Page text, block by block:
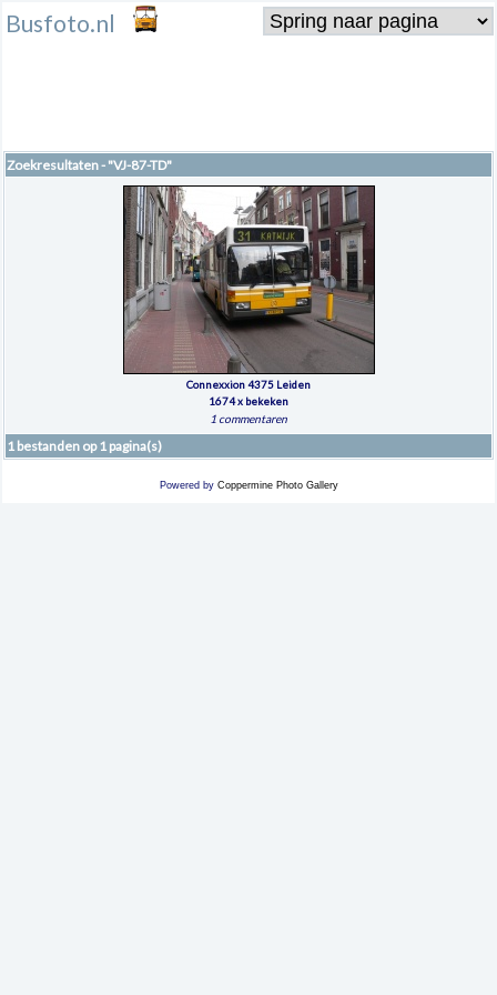
Busfoto.nl
Zoekresultaten - "VJ-87-TD"
Connexxion 4375 Leiden
1674 x bekeken
1 commentaren
1 bestanden op 1 pagina(s)
Powered by Coppermine Photo Gallery